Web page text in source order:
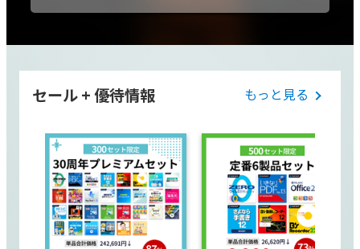
セール + 優待情報 もっと見る